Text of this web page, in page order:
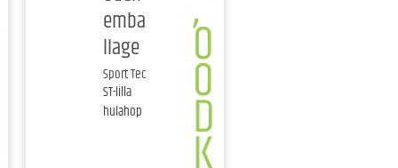
emba
llage
Sport Tec
ST-lilla
hulahop
0
0
D